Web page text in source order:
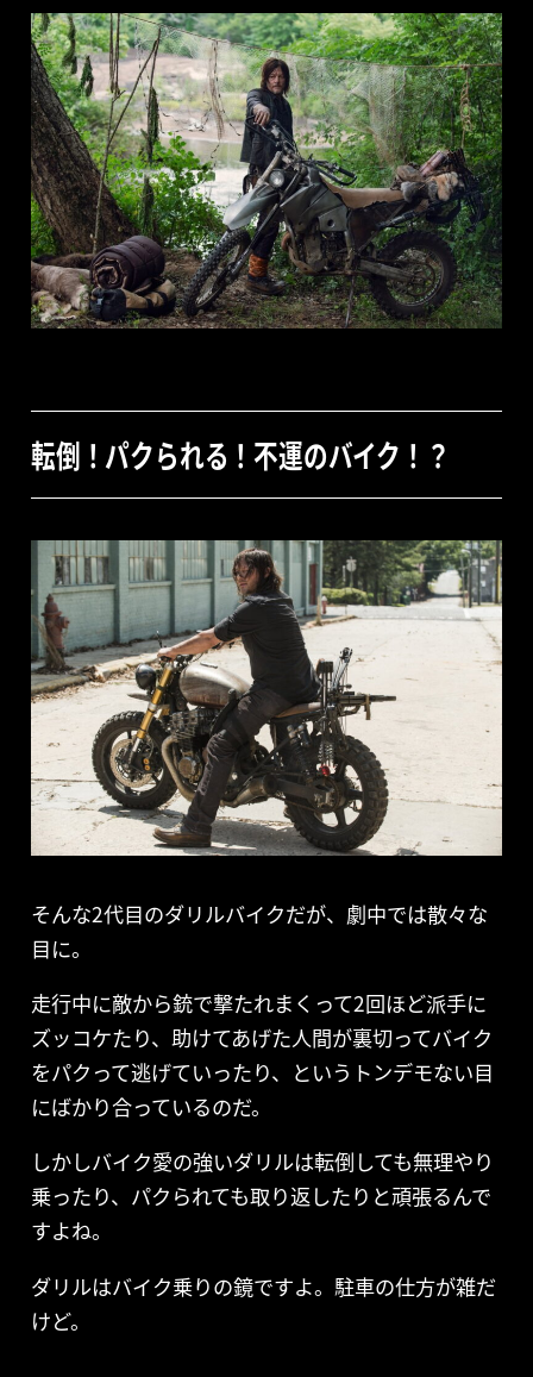
転倒！パクられる！不運のバイク！？
そんな2代目のダリルバイクだが、劇中では散々な
目に。
走行中に敵から銃で撃たれまくって2回ほど派手に
ズッコケたり、助けてあげた人間が裏切ってバイク
をパクって逃げていったり、というトンデモない目
にばかり合っているのだ。
しかしバイク愛の強いダリルは転倒しても無理やり
乗ったり、パクられても取り返したりと頑張るんで
すよね。
ダリルはバイク乗りの鏡ですよ。駐車の仕方が雑だ
けど。